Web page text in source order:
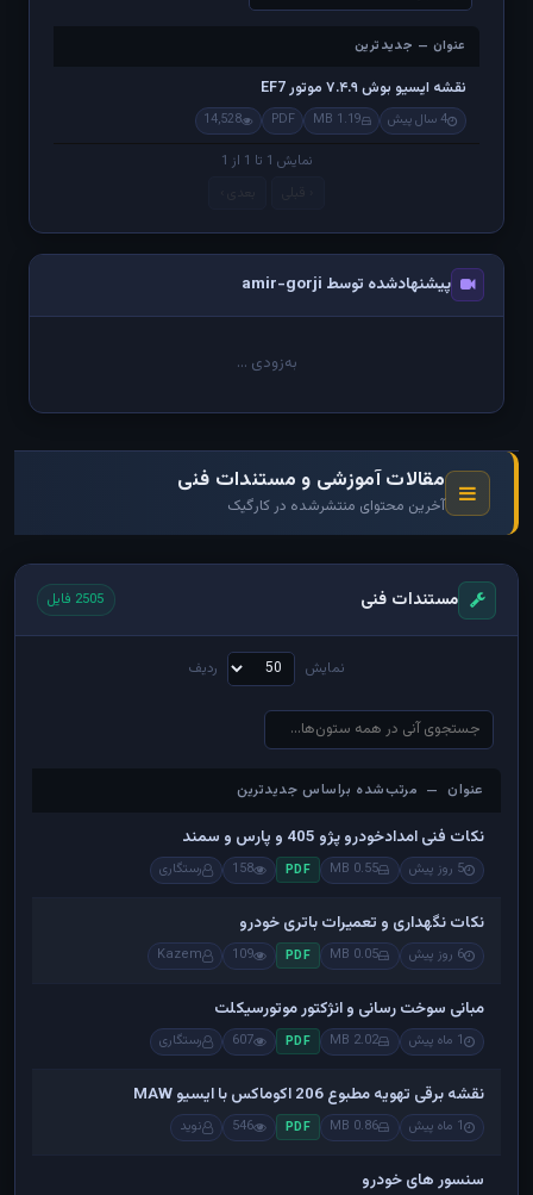
عنوان — جدیدترین
عنوان — جدیدترین
نقشه ایسیو بوش ۷.۴.۹ موتور EF7
4 سال پیش 1.19 MB
PDF
14,528
نمایش 1 تا 1 از 1
پیشنهادشده توسط amir-gorji
به‌زودی ...
مقالات آموزشی و مستندات فنی
آخرین محتوای منتشرشده در کارگیک
مستندات فنی 2505 فایل
نمایش ردیف
عنوان — مرتب‌شده براساس جدیدترین
عنوان — مرتب‌شده براساس جدیدترین
نکات فنی امدادخودرو پژو 405 و پارس و سمند
5 روز پیش 0.55 MB
PDF
158 رستگاری
نکات نگهداری و تعمیرات باتری خودرو
6 روز پیش 0.05 MB
PDF
109
Kazem
مبانی سوخت رسانی و انژکتور موتورسیکلت
1 ماه پیش 2.02 MB
PDF
607 رستگاری
نقشه برقی تهویه مطبوع 206 اکوماکس با ایسیو MAW
1 ماه پیش 0.86 MB
PDF
546 نوید
سنسور های خودرو